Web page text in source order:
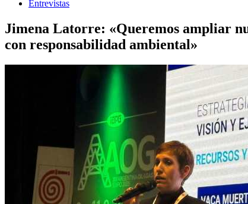
Entrevistas
Jimena Latorre: «Queremos ampliar
con responsabilidad ambiental»